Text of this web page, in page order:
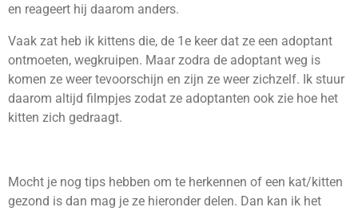
en reageert hij daarom anders.
Vaak zat heb ik kittens die, de 1e keer dat ze een adoptant
ontmoeten, wegkruipen. Maar zodra de adoptant weg is
komen ze weer tevoorschijn en zijn ze weer zichzelf. Ik stuur
daarom altijd filmpjes zodat ze adoptanten ook zie hoe het
kitten zich gedraagt.
Mocht je nog tips hebben om te herkennen of een kat/kitten
gezond is dan mag je ze hieronder delen. Dan kan ik het